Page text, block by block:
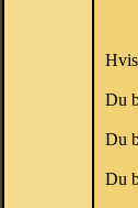
Du
Du
Du